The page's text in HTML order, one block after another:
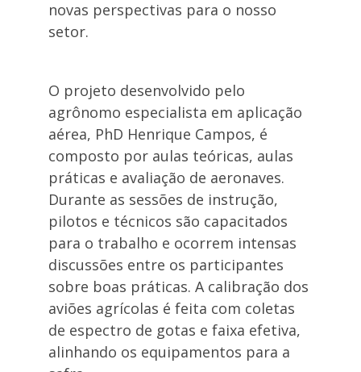
novas perspectivas para o nosso
setor.
O projeto desenvolvido pelo
agrônomo especialista em aplicação
aérea, PhD Henrique Campos, é
composto por aulas teóricas, aulas
práticas e avaliação de aeronaves.
Durante as sessões de instrução,
pilotos e técnicos são capacitados
para o trabalho e ocorrem intensas
discussões entre os participantes
sobre boas práticas. A calibração dos
aviões agrícolas é feita com coletas
de espectro de gotas e faixa efetiva,
alinhando os equipamentos para a